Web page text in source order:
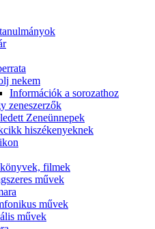
nekem
Információk a sorozathoz
zeneszerzők
Zeneünnepek
hiszékenyeknek
filmek
művek
művek
művek